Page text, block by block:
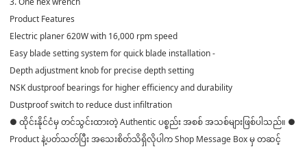
Product Features
Electric planer 620W with 16,000 rpm speed
Easy blade setting system for quick blade installation -
Depth adjustment knob for precise depth setting
NSK dustproof bearings for higher efficiency and durability
Dustproof switch to reduce dust infiltration
● ထိုင်းနိုင်ငံမှ တင်သွင်းထားတဲ့ Authentic ပစ္စည်း အစစ် အသစ်များဖြစ်ပါသည်။ ●
Product နဲ့ပတ်သတ်ပြီး အသေးစိတ်သိရှိလိုပါက Shop Message Box မှ တဆင့်